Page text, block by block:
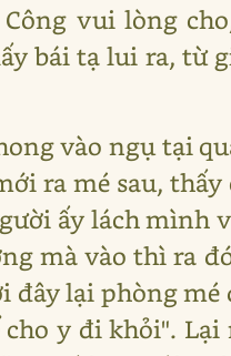
vui lòng
bái tạ lui ra, từ
vào ngụ tại
ra mé sau,
ấy lách mình
mà vào thì ra
đây lại phòng
y đi khỏi".